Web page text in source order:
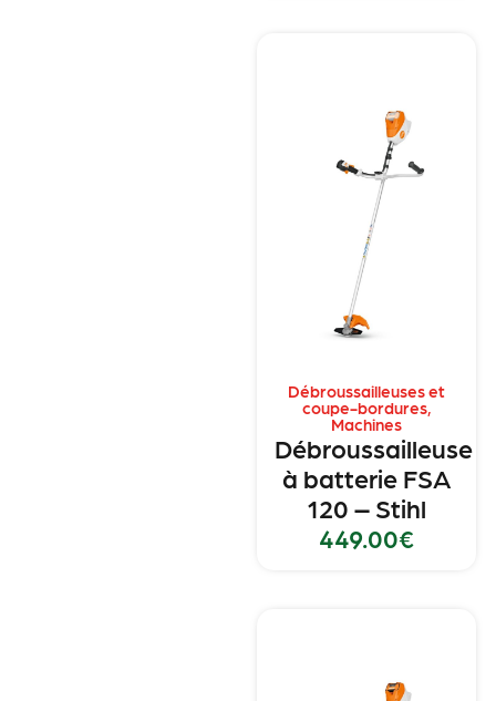
Débroussailleuses et
coupe-bordures,
Machines
Débroussailleuse
à batterie FSA
120 – Stihl
449.00€